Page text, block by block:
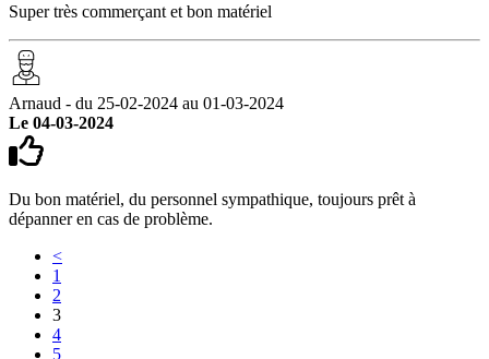
Super très commerçant et bon matériel
Arnaud - du 25-02-2024 au 01-03-2024
Le 04-03-2024
Du bon matériel, du personnel sympathique, toujours prêt à
dépanner en cas de problème.
<
1
2
3
4
5